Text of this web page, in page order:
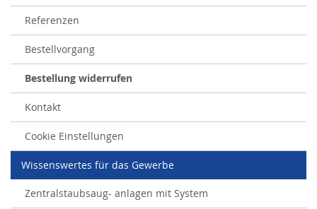
Referenzen
Bestellvorgang
Bestellung widerrufen
Kontakt
Cookie Einstellungen
Wissenswertes für das Gewerbe
Zentralstaubsaug- anlagen mit System